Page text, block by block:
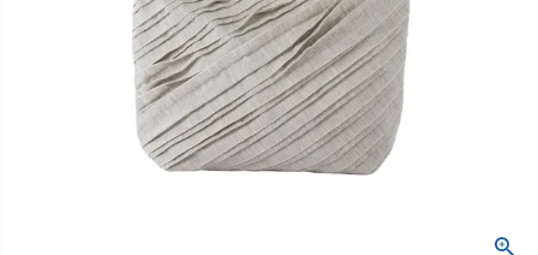
ショルダーバッグ ポーチ・小物
かぐらやバッグ一覧
ワンピース チュニック
ふんわりあたたか（無地）
（綿56%、アクリル24%、
ポリウレタン4%）
ふんわりあたたか
（ボーダー）
（綿56%、アクリル24%、
ナイロン16%、 ポリウレタン4%）
ソックス・タイツ・ストッキ
ング
インテリア雑貨
雑貨一覧